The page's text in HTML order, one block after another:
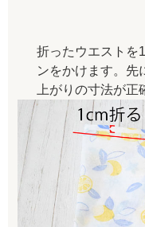
折ったウエストを
ンをかけます。先
上がりの寸法が正